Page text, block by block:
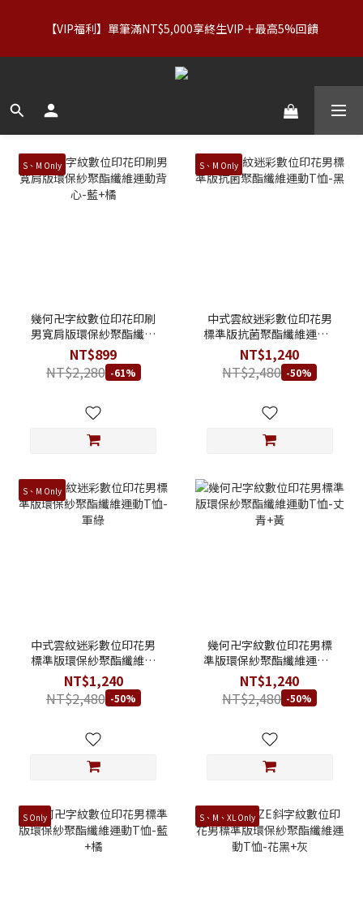
折｜內著：買二送二
【VIP福利】單筆滿NT$5,000享終生VIP＋最高5%回饋
【服飾優惠】設計系列正價商品＆Basics系列：2件89折／3件79
S、M Only
幾何卍字紋數位印花印刷
男寬肩版環保紗聚酯纖維
運動背心-藍+橘
NT$899
NT$2,280 -61%
S、M Only
中式雲紋迷彩數位印花男
標準版抗菌聚酯纖維運動T
恤-黑
NT$1,240
NT$2,480 -50%
S、M Only
中式雲紋迷彩數位印花男
標準版環保紗聚酯纖維運
動T恤-軍綠
NT$1,240
NT$2,480 -50%
幾何卍字紋數位印花男標
準版環保紗聚酯纖維運動T
恤-丈青+黃
NT$1,240
NT$2,480 -50%
S Only S、M、XL Only